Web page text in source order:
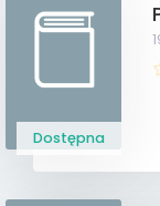
Dostępna